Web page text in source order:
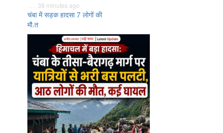
. . . 38 minutes ago
चंबा में सड़क हादसा 7 लोगों की
मौ.त